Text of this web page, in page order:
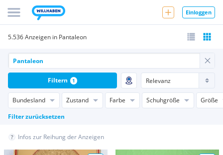
Einloggen
5.536 Anzeigen in Pantaleon
Bundesland Zustand Farbe Schuhgröße
Größe
Filter zurücksetzen
Filtern 1
Infos zur Reihung der Anzeigen